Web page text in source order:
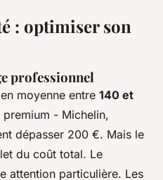
: optimiser son
professionnel
moyenne entre 140 et
premium - Michelin,
dépasser 200 €. Mais le
du coût total. Le
attention particulière. Les